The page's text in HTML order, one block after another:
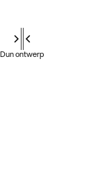
Dun ontwerp